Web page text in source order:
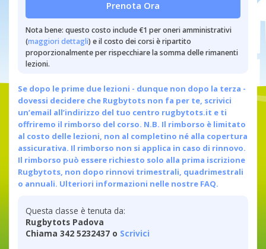
Prenota Ora
Nota bene: questo costo include €1 per oneri amministrativi
(maggiori dettagli) e il costo dei corsi è ripartito
proporzionalmente per rispecchiare la somma delle rimanenti
lezioni.
Se dopo le prime due lezioni - dunque non dopo la terza -
dovessi decidere che Rugbytots non fa per te, scrivici
un’email all’indirizzo del tuo centro rugbytots.it e ti
offriremo il rimborso del corso. N.B. Il rimborso è limitato
al costo delle lezioni, non al completino né alla copertura
assicurativa. Il rimborso non si applica in caso di rinnovo.
Il rimborso può essere richiesto solo alla prima iscrizione
Rugbytots, non dopo rinnovi trimestrali, quadrimestrali
o annuali. Ulteriori informazioni nelle nostre FAQ.
Questa classe è tenuta da:
Rugbytots Padova
Chiama 342 5232437 o Scrivici